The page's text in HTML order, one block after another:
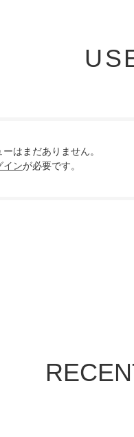
はまだありません。
インが必要です。